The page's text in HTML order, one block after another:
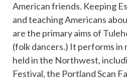
American friends. Keeping
and teaching Americans
are the primary aims of
(folk dancers.) It performs in
held in the Northwest,
Festival, the Portland Scan